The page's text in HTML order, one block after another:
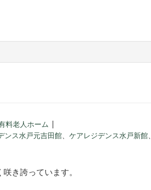
料老人ホーム
ンス水戸元吉田館、 ケアレジデンス水戸新館、
き誇っています。